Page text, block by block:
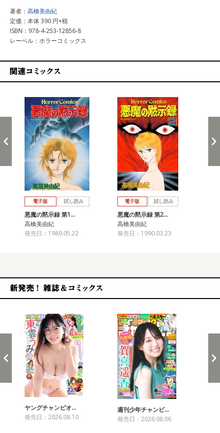
著者： 高橋美由紀
定価：本体 390 円+税
ISBN：978-4-253-12856-8
レーベル：ホラーコミックス
電子版 試し読み
悪魔の黙示録 第1…
高橋美由紀
発売日：1989.05.22
電子版 試し読み
悪魔の黙示録 第2…
高橋美由紀
発売日：1990.03.23
ヤングチャンピオ…
発売日：2026.08.10
週刊少年チャンピ…
発売日：2026.08.06